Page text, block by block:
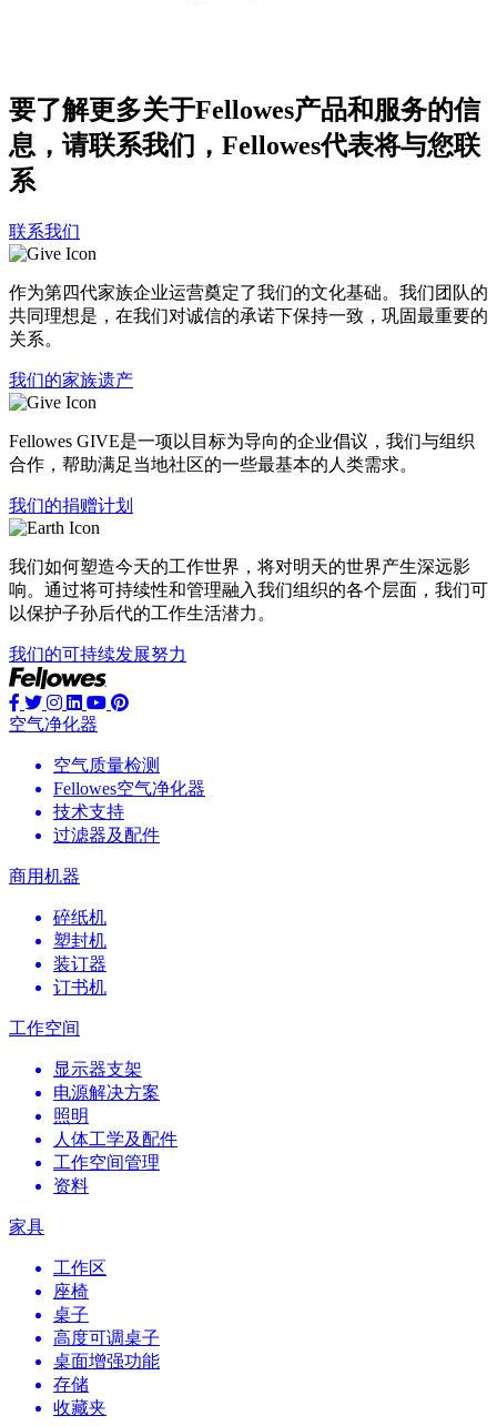
要了解更多关于Fellowes产品和服务的信
息，请联系我们，Fellowes代表将与您联
系
联系我们
作为第四代家族企业运营奠定了我们的文化基础。我们团队的
共同理想是，在我们对诚信的承诺下保持一致，巩固最重要的
关系。
我们的家族遗产
Fellowes GIVE是一项以目标为导向的企业倡议，我们与组织
合作，帮助满足当地社区的一些最基本的人类需求。
我们的捐赠计划
我们如何塑造今天的工作世界，将对明天的世界产生深远影
响。通过将可持续性和管理融入我们组织的各个层面，我们可
以保护子孙后代的工作生活潜力。
我们的可持续发展努力
空气净化器
空气质量检测
Fellowes空气净化器
技术支持
过滤器及配件
商用机器
碎纸机
塑封机
装订器
订书机
工作空间
显示器支架
电源解决方案
照明
人体工学及配件
工作空间管理
资料
家具
工作区
座椅
桌子
高度可调桌子
桌面增强功能
存储
收藏夹